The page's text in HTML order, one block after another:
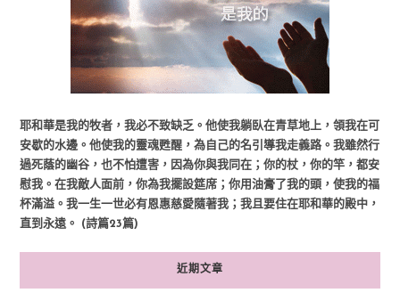
耶和華是我的牧者，我必不致缺乏。他使我躺臥在青草地上，領我在可
安歇的水邊。他使我的靈魂甦醒，為自己的名引導我走義路。我雖然行
過死蔭的幽谷，也不怕遭害，因為你與我同在；你的杖，你的竿，都安
慰我。在我敵人面前，你為我擺設筵席；你用油膏了我的頭，使我的福
杯滿溢。我一生一世必有恩惠慈愛隨著我；我且要住在耶和華的殿中，
直到永遠。 (詩篇23篇)
近期文章